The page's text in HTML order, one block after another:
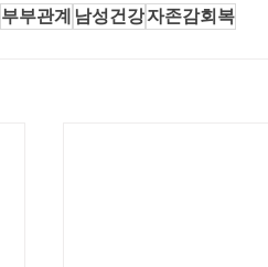
부부관계 남성건강자존감회복